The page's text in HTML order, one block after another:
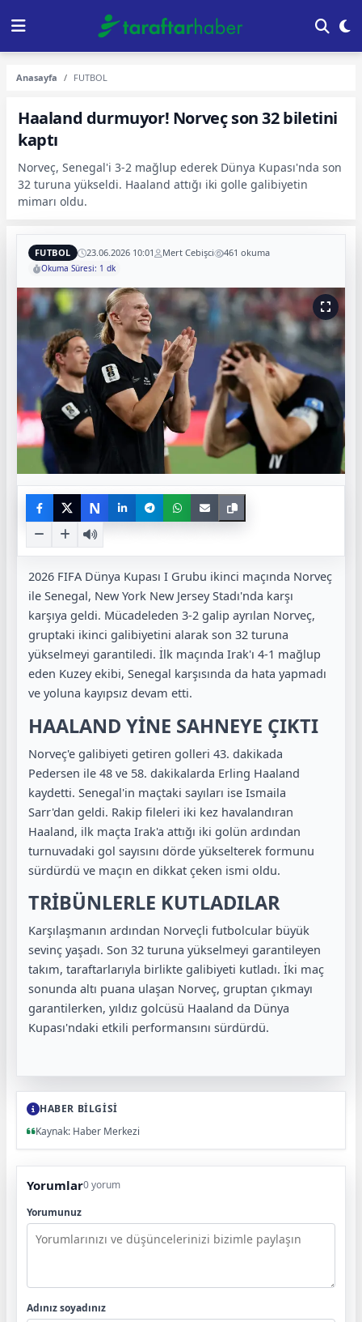
Anasayfa FUTBOL
Haaland durmuyor! Norveç son 32 biletini
kaptı
Norveç, Senegal'i 3-2 mağlup ederek Dünya Kupası'nda son
32 turuna yükseldi. Haaland attığı iki golle galibiyetin
mimarı oldu.
FUTBOL 23.06.2026 10:01 Mert Cebişci 461 okuma
Okuma Süresi: 1 dk
N
2026 FIFA Dünya Kupası I Grubu ikinci maçında Norveç
ile Senegal, New York New Jersey Stadı'nda karşı
karşıya geldi. Mücadeleden 3-2 galip ayrılan Norveç,
gruptaki ikinci galibiyetini alarak son 32 turuna
yükselmeyi garantiledi. İlk maçında Irak'ı 4-1 mağlup
eden Kuzey ekibi, Senegal karşısında da hata yapmadı
ve yoluna kayıpsız devam etti.
HAALAND YİNE SAHNEYE ÇIKTI
Norveç'e galibiyeti getiren golleri 43. dakikada
Pedersen ile 48 ve 58. dakikalarda Erling Haaland
kaydetti. Senegal'in maçtaki sayıları ise Ismaila
Sarr'dan geldi. Rakip fileleri iki kez havalandıran
Haaland, ilk maçta Irak'a attığı iki golün ardından
turnuvadaki gol sayısını dörde yükselterek formunu
sürdürdü ve maçın en dikkat çeken ismi oldu.
TRİBÜNLERLE KUTLADILAR
Karşılaşmanın ardından Norveçli futbolcular büyük
sevinç yaşadı. Son 32 turuna yükselmeyi garantileyen
takım, taraftarlarıyla birlikte galibiyeti kutladı. İki maç
sonunda altı puana ulaşan Norveç, gruptan çıkmayı
garantilerken, yıldız golcüsü Haaland da Dünya
Kupası'ndaki etkili performansını sürdürdü.
HABER BİLGİSİ
Kaynak: Haber Merkezi
Yorumlar0 yorum
Yorumunuz
Adınız soyadınız